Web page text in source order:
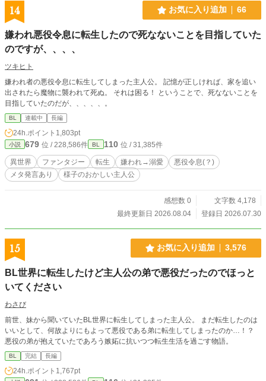
の手で掴むんだ……！ 悪役になりたくない公爵令息がジタ
バタする物語。(徐々にBLです。ご注意ください) 第11回BL
にありがとうございました。(2024年11月に書籍化しました)
14 お気に入り追加 66
嫌われ悪役令息に転生したので死なないことを目指していた
のですが、、、、
ツキヒト
嫌われ者の悪役令息に転生してしまった主人公。 記憶が正しければ、家を追い
出されたら魔物に襲われて死ぬ。 それは困る！ ということで、死なないことを
目指していたのだが、、、、、。
BL 連載中 長編
24h.ポイント 1,803pt
小説 679 位 / 228,586件 BL 110 位 / 31,385件
異世界 ファンタジー 転生 嫌われ→溺愛
悪役令息(？)
メタ発言あり
様子のおかしい主人公
感想数 0
文字数 4,178
最終更新日 2026.08.04
登録日 2026.07.30
15 お気に入り追加 3,576
BL世界に転生したけど主人公の弟で悪役だったのでほっと
いてください
わさび
前世、妹から聞いていたBL世界に転生してしまった主人公。 まだ転生したのは
いいとして、何故よりにもよって悪役である弟に転生してしまったのか…！？
悪役の弟が抱えていたであろう嫉妬に抗いつつ転生生活を過ごす物語。
BL 完結 長編
24h.ポイント 1,767pt